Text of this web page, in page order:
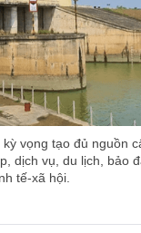
vọng tạo đủ nguồn
dịch vụ, du lịch, bảo
tế-xã hội.